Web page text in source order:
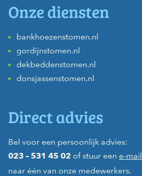
Onze diensten
bankhoezenstomen.nl
gordijnstomen.nl
dekbeddenstomen.nl
donsjassenstomen.nl
Direct advies
Bel voor een persoonlijk advies:
023 – 531 45 02 of stuur een e-mail
naar één van onze medewerkers.